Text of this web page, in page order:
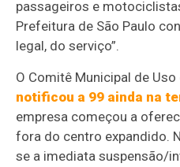
passageiros e
Prefeitura de São Paulo
legal, do serviço”.
O Comitê Municipal de
notificou a 99 ainda na
empresa começou a
fora do centro expandido.
se a imediata suspensão/